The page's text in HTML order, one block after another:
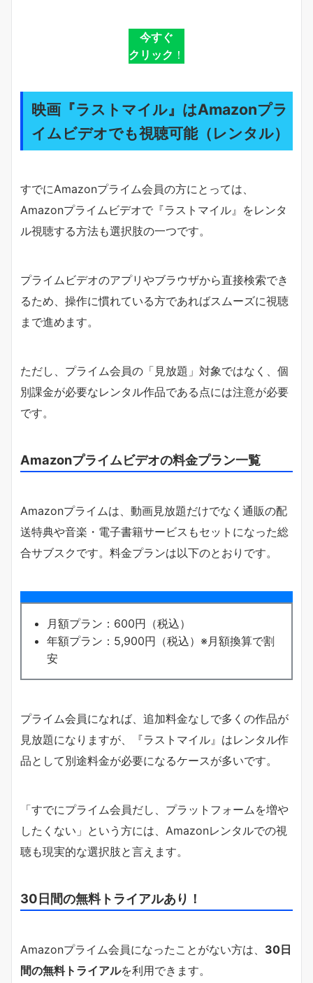
今すぐ
クリック ！
映画『ラストマイル』はAmazonプラ
イムビデオでも視聴可能（レンタル）
すでにAmazonプライム会員の方にとっては、
Amazonプライムビデオで『ラストマイル』をレンタ
ル視聴する方法も選択肢の一つです。
プライムビデオのアプリやブラウザから直接検索でき
るため、操作に慣れている方であればスムーズに視聴
まで進めます。
ただし、プライム会員の「見放題」対象ではなく、個
別課金が必要なレンタル作品である点には注意が必要
です。
Amazonプライムビデオの料金プラン一覧
Amazonプライムは、動画見放題だけでなく通販の配
送特典や音楽・電子書籍サービスもセットになった総
合サブスクです。料金プランは以下のとおりです。
月額プラン：600円（税込）
年額プラン：5,900円（税込）※月額換算で割
安
プライム会員になれば、追加料金なしで多くの作品が
見放題になりますが、『ラストマイル』はレンタル作
品として別途料金が必要になるケースが多いです。
「すでにプライム会員だし、プラットフォームを増や
したくない」という方には、Amazonレンタルでの視
聴も現実的な選択肢と言えます。
30日間の無料トライアルあり！
Amazonプライム会員になったことがない方は、 30日
間の無料トライアルを利用できます。